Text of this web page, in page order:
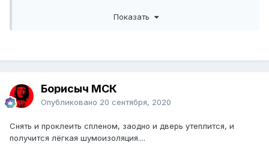
ровной порой дороге-чуть теплее за бортом или в авто
Показать
Борисыч МСК
Опубликовано 20 сентября, 2020
Снять и проклеить спленом, заодно и дверь утеплится, и
получится лёгкая шумоизоляция....